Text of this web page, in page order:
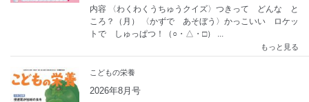
内容 〈わくわくうちゅうクイズ〉つきって どんな と
ころ？（月） 〈かずで あそぼう〉かっこいい ロケッ
トで しゅっぱつ！（○・△・□） ...
もっと見る
こどもの栄養
2026年8月号